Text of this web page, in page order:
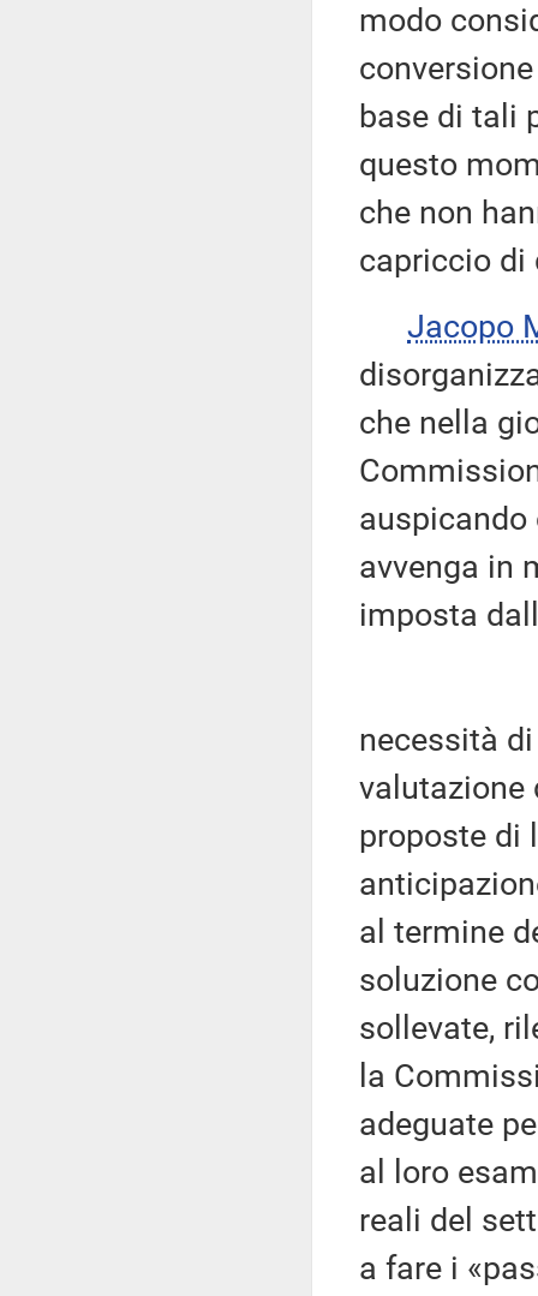
modo
base di tali
questo
che non
capriccio di
Jacopo
che nella
auspicando
avvenga in
imposta
necessità
valutazione
proposte di
al termine
soluzione
sollevate,
la
adeguate
al loro
reali del
a fare i